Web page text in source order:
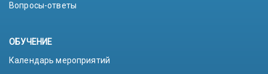
Вопросы-ответы
ОБУЧЕНИЕ
Календарь мероприятий